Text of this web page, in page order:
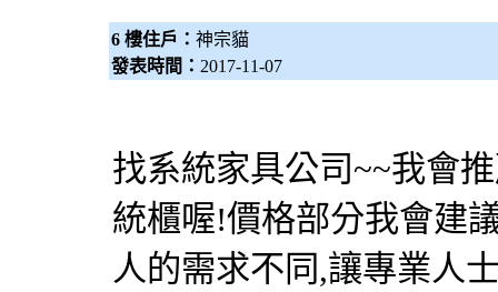
6 樓住戶： 神宗貓
發表時間： 2017-11-07
找系統家具公司~~我會
統櫃喔!價格部分我會建
人的需求不同,讓專業人